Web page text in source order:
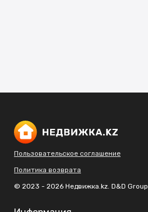
Пользовательское соглашение
Политика возврата
© 2023 - 2026 Недвижка.kz. D&D Group